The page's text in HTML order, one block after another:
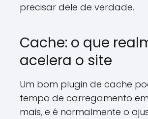
precisar dele de verdade.
Cache: o que
acelera o site
Um bom plugin de cache
tempo de carregamento em
mais, e é normalmente o